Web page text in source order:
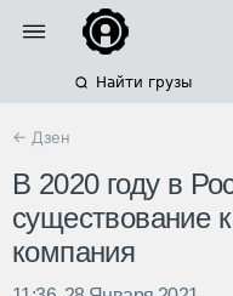
Найти грузы
← Дзен
В 2020 году в
существование
компания